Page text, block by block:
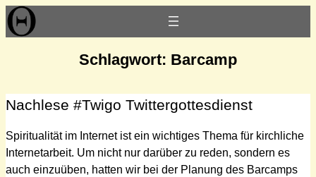
Zum
Inhalt
Schlagwort: Barcamp
Nachlese #Twigo Twittergottesdienst
Spiritualität im Internet ist ein wichtiges Thema für kirchliche
Internetarbeit. Um nicht nur darüber zu reden, sondern es
auch einzuüben, hatten wir bei der Planung des Barcamps